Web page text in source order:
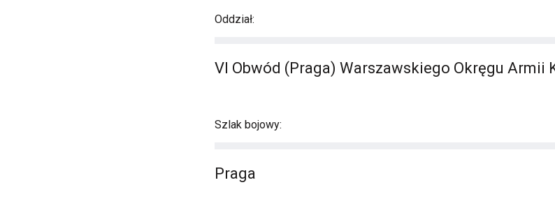
Oddział:
VI Obwód (Praga) Warszawskiego Okręgu Armii
Szlak bojowy:
Praga